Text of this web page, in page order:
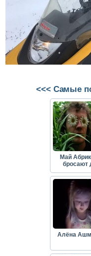
<<< Самые
Май
бросают
Алёна